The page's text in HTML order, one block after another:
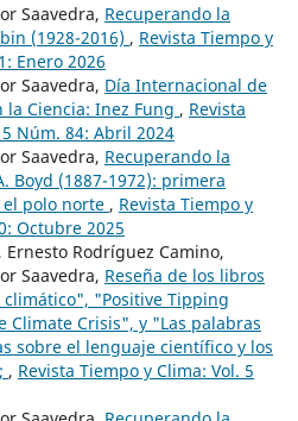
Saavedra, Recuperando la
(1928-2016) , Revista Tiempo y
Enero 2026
Saavedra, Día Internacional de
Ciencia: Inez Fung , Revista
Núm. 84: Abril 2024
Saavedra, Recuperando la
Boyd (1887-1972): primera
polo norte , Revista Tiempo y
Octubre 2025
Ernesto Rodríguez Camino,
Saavedra, Reseña de los libros
"Positive Tipping
Climate Crisis", y "Las palabras
sobre el lenguaje científico y los
, Revista Tiempo y Clima: Vol. 5